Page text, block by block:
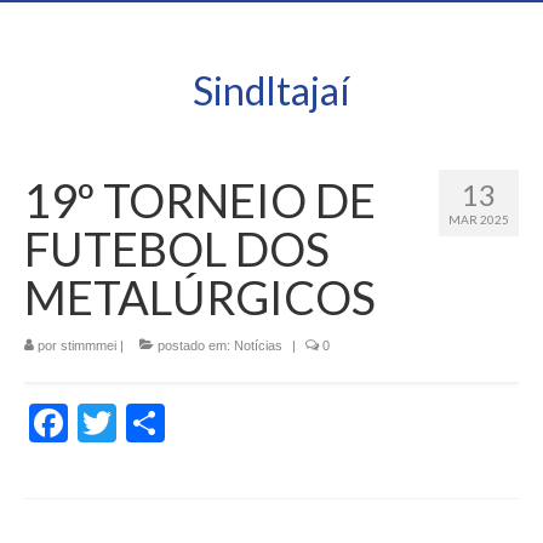
SindItajaí
13
MAR 2025
19º TORNEIO DE
FUTEBOL DOS
METALÚRGICOS
por stimmmei | postado em: Notícias | 0
Facebook
Twitter